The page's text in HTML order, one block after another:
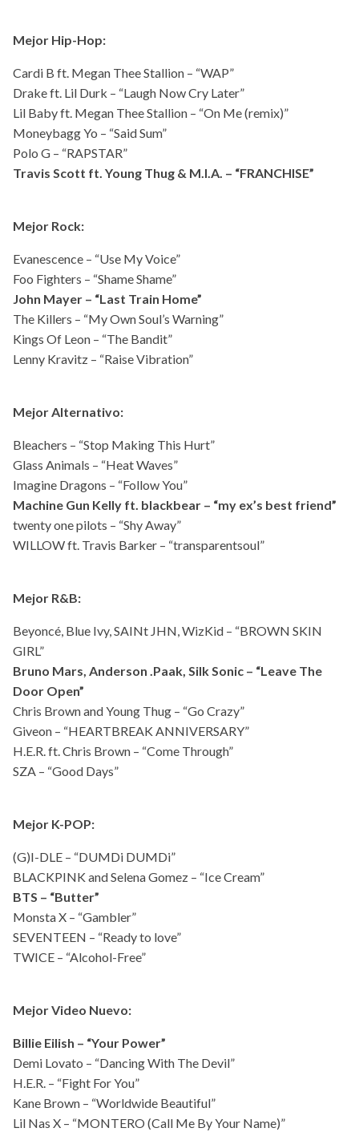
Mejor Hip-Hop:
Cardi B ft. Megan Thee Stallion – “WAP”
Drake ft. Lil Durk – “Laugh Now Cry Later”
Lil Baby ft. Megan Thee Stallion – “On Me (remix)”
Moneybagg Yo – “Said Sum”
Polo G – “RAPSTAR”
Travis Scott ft. Young Thug & M.I.A. – “FRANCHISE”
Mejor Rock:
Evanescence – “Use My Voice”
Foo Fighters – “Shame Shame”
John Mayer – “Last Train Home”
The Killers – “My Own Soul’s Warning”
Kings Of Leon – “The Bandit”
Lenny Kravitz – “Raise Vibration”
Mejor Alternativo:
Bleachers – “Stop Making This Hurt”
Glass Animals – “Heat Waves”
Imagine Dragons – “Follow You”
Machine Gun Kelly ft. blackbear – “my ex’s best friend”
twenty one pilots – “Shy Away”
WILLOW ft. Travis Barker – “transparentsoul”
Mejor R&B:
Beyoncé, Blue Ivy, SAINt JHN, WizKid – “BROWN SKIN
GIRL”
Bruno Mars, Anderson .Paak, Silk Sonic – “Leave The
Door Open”
Chris Brown and Young Thug – “Go Crazy”
Giveon – “HEARTBREAK ANNIVERSARY”
H.E.R. ft. Chris Brown – “Come Through”
SZA – “Good Days”
Mejor K-POP:
(G)I-DLE – “DUMDi DUMDi”
BLACKPINK and Selena Gomez – “Ice Cream”
BTS – “Butter”
Monsta X – “Gambler”
SEVENTEEN – “Ready to love”
TWICE – “Alcohol-Free”
Mejor Video Nuevo:
Billie Eilish – “Your Power”
Demi Lovato – “Dancing With The Devil”
H.E.R. – “Fight For You”
Kane Brown – “Worldwide Beautiful”
Lil Nas X – “MONTERO (Call Me By Your Name)”